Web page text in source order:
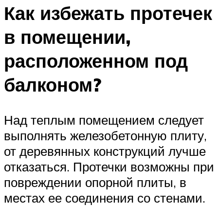
Как избежать протечек
в помещении,
расположенном под
балконом?
Над теплым помещением следует
выполнять железобетонную плиту,
от деревянных конструкций лучше
отказаться. Протечки возможны при
повреждении опорной плиты, в
местах ее соединения со стенами.